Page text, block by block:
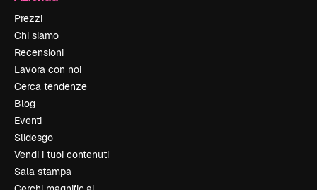
Prezzi
Chi siamo
Recensioni
Lavora con noi
Cerca tendenze
Blog
Eventi
Slidesgo
Vendi i tuoi contenuti
Sala stampa